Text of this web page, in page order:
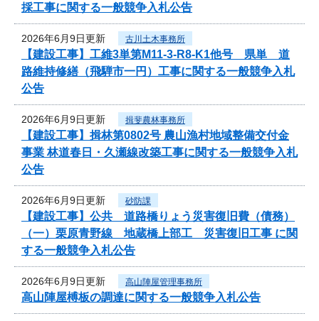
採工事に関する一般競争入札公告
2026年6月9日更新 古川土木事務所
【建設工事】工維3単第M11-3-R8-K1他号 県単 道
路維持修繕（飛騨市一円）工事に関する一般競争入札
公告
2026年6月9日更新 揖斐農林事務所
【建設工事】揖林第0802号 農山漁村地域整備交付金
事業 林道春日・久瀬線改築工事に関する一般競争入札
公告
2026年6月9日更新 砂防課
【建設工事】公共 道路橋りょう災害復旧費（債務）
（一）栗原青野線 地蔵橋上部工 災害復旧工事 に関
する一般競争入札公告
2026年6月9日更新 高山陣屋管理事務所
高山陣屋榑板の調達に関する一般競争入札公告